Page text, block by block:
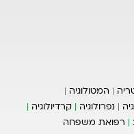
המטולוגיה
נפרולוגיה
קרדיולוגיה
רפואת משפחה